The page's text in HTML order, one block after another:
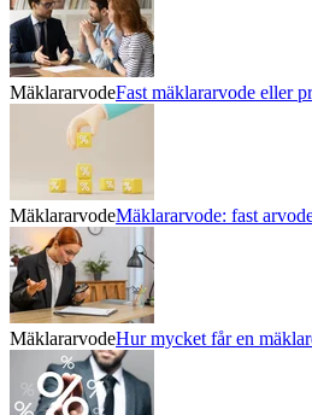
MäklararvodeFast mäklararvode eller
MäklararvodeMäklararvode: fast
MäklararvodeHur mycket får en